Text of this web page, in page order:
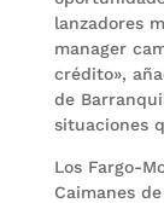
lanzadores
manager
crédito»,
de
situaciones
Los Fargo-
Caimanes